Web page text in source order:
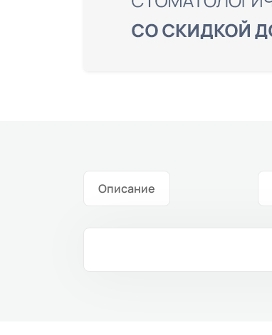
Описание